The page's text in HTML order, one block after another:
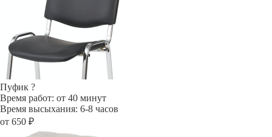
Пуфик ?
Время работ: от 40 минут
Время высыхания: 6-8 часов
от 650 ₽